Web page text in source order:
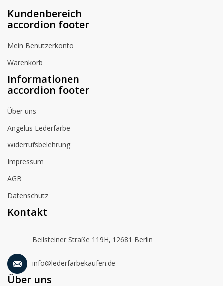
Kundenbereich
accordion footer
Mein Benutzerkonto
Warenkorb
Informationen
accordion footer
Über uns
Angelus Lederfarbe
Widerrufsbelehrung
Impressum
AGB
Datenschutz
Kontakt
Beilsteiner Straße 119H, 12681 Berlin
info@lederfarbekaufen.de
Über uns